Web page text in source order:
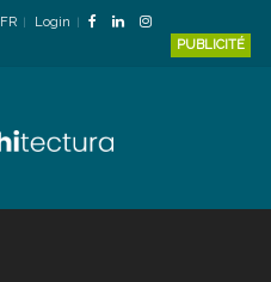
FR
Login
PUBLICITÉ